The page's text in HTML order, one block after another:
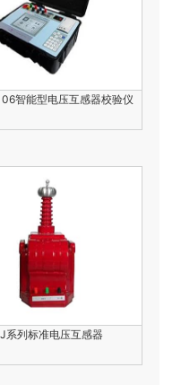
智能型电压互感器校验仪
系列标准电压互感器